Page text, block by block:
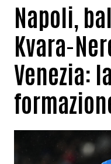
Napoli,
Kvara-
Venezia: